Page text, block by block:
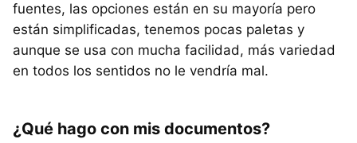
fuentes, las opciones están en su mayoría pero
están simplificadas, tenemos pocas paletas y
aunque se usa con mucha facilidad, más variedad
en todos los sentidos no le vendría mal.
¿Qué hago con mis documentos?